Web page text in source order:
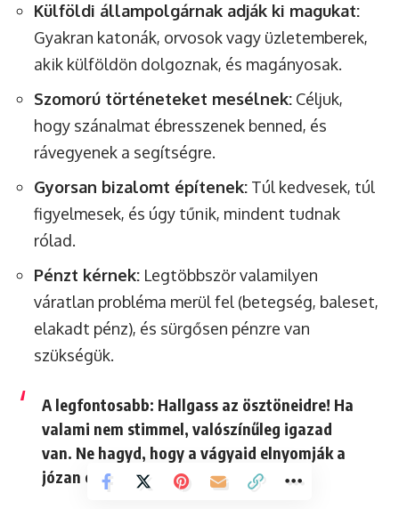
Külföldi állampolgárnak adják ki magukat:
Gyakran katonák, orvosok vagy üzletemberek,
akik külföldön dolgoznak, és magányosak.
Szomorú történeteket mesélnek: Céljuk,
hogy szánalmat ébresszenek benned, és
rávegyenek a segítségre.
Gyorsan bizalomt építenek: Túl kedvesek, túl
figyelmesek, és úgy tűnik, mindent tudnak
rólad.
Pénzt kérnek: Legtöbbször valamilyen
váratlan probléma merül fel (betegség, baleset,
elakadt pénz), és sürgősen pénzre van
szükségük.
A legfontosabb: Hallgass az ösztöneidre! Ha
valami nem stimmel, valószínűleg igazad
van. Ne hagyd, hogy a vágyaid elnyomják a
józan eszedet.